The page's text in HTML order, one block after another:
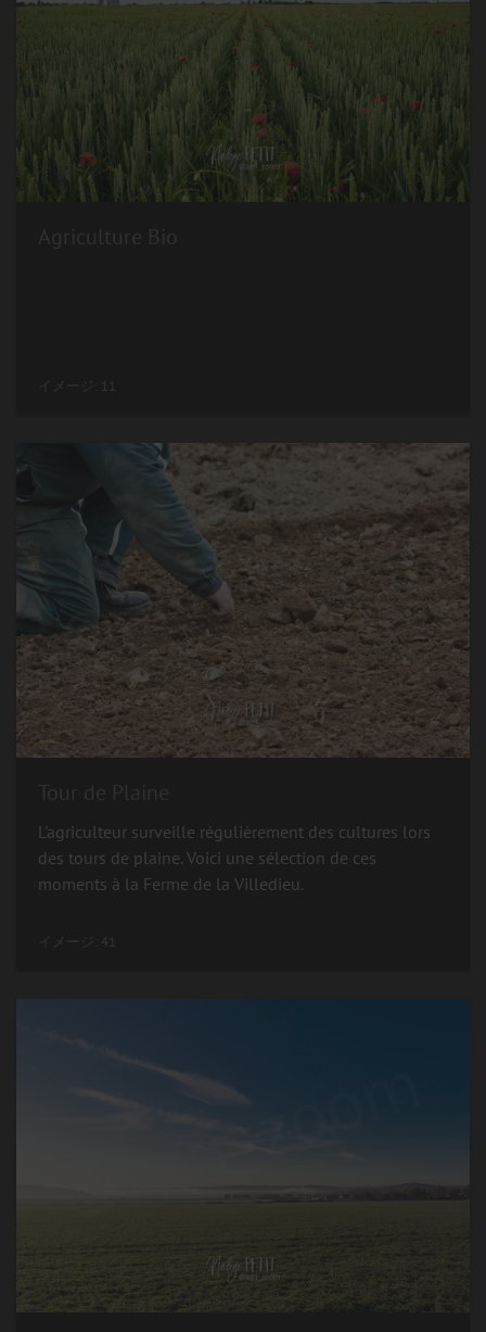
イメージ: 11
L'agriculteur surveille régulièrement des cultures lors
des tours de plaine. Voici une sélection de ces
moments à la Ferme de la Villedieu.
イメージ: 41